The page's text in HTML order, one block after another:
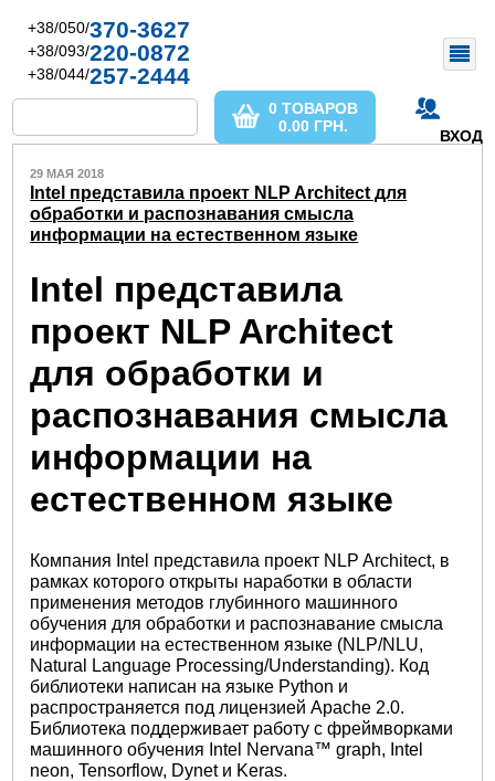
+38/050/370-3627
+38/093/220-0872
+38/044/257-2444
ВХОД
0 ТОВАРОВ
0.00 ГРН.
29 МАЯ 2018
Intel представила проект NLP Architect для
обработки и распознавания смысла
информации на естественном языке
Intel представила
проект NLP Architect
для обработки и
распознавания смысла
информации на
естественном языке
Компания Intel представила проект NLP Architect, в
рамках которого открыты наработки в области
применения методов глубинного машинного
обучения для обработки и распознавание смысла
информации на естественном языке (NLP/NLU,
Natural Language Processing/Understanding). Код
библиотеки написан на языке Python и
распространяется под лицензией Apache 2.0.
Библиотека поддерживает работу с фреймворками
машинного обучения Intel Nervana™ graph, Intel
neon, Tensorflow, Dynet и Keras.